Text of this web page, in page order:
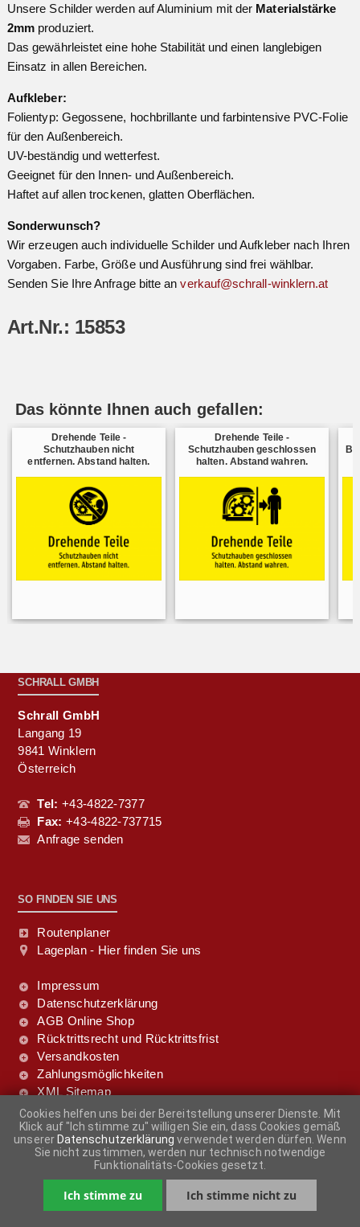
Cookies helfen uns bei der Bereitstellung unserer Dienste. Mit
Klick auf "Ich stimme zu" willigen Sie ein, dass Cookies gemäß
unserer Datenschutzerklärung verwendet werden dürfen. Wenn
Sie nicht zustimmen, werden nur technisch notwendige
Funktionalitäts-Cookies gesetzt.
Ich stimme zu Ich stimme nicht zu
- +
Unsere Schilder werden auf Aluminium mit der Materialstärke
2mm produziert.
Das gewährleistet eine hohe Stabilität und einen langlebigen
Einsatz in allen Bereichen.
Aufkleber:
Folientyp: Gegossene, hochbrillante und farbintensive PVC-Folie
für den Außenbereich.
UV-beständig und wetterfest.
Geeignet für den Innen- und Außenbereich.
Haftet auf allen trockenen, glatten Oberflächen.
Sonderwunsch?
Wir erzeugen auch individuelle Schilder und Aufkleber nach Ihren
Vorgaben. Farbe, Größe und Ausführung sind frei wählbar.
Senden Sie Ihre Anfrage bitte anverkauf@schrall-winklern.at
Art.Nr.: 15853
Das könnte Ihnen auch gefallen:
Drehende Teile -
Schutzhauben nicht
entfernen. Abstand halten.
Drehende Teile -
Schutzhauben geschlossen
halten. Abstand wahren.
SCHRALL GMBH
Schrall GmbH
Langang 19
9841 Winklern
Österreich
Tel: +43-4822-7377
Fax: +43-4822-737715
Anfrage senden
SO FINDEN SIE UNS
Routenplaner
Lageplan - Hier finden Sie uns
Impressum
Datenschutzerklärung
AGB Online Shop
Rücktrittsrecht und Rücktrittsfrist
Versandkosten
Zahlungsmöglichkeiten
XML Sitemap
FOLGE UNS DOCH!